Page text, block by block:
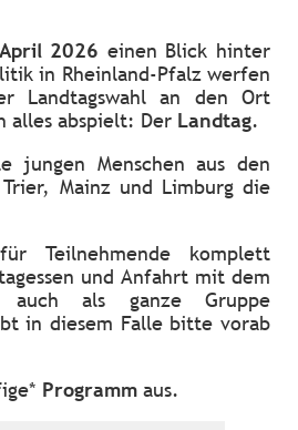
2026 einen Blick hinter
in Rheinland-Pfalz werfen
Landtagswahl an den Ort
alles abspielt: Der Landtag.
jungen Menschen aus den
Mainz und Limburg die
Teilnehmende komplett
und Anfahrt mit dem
als ganze Gruppe
in diesem Falle bitte vorab
Programm aus.